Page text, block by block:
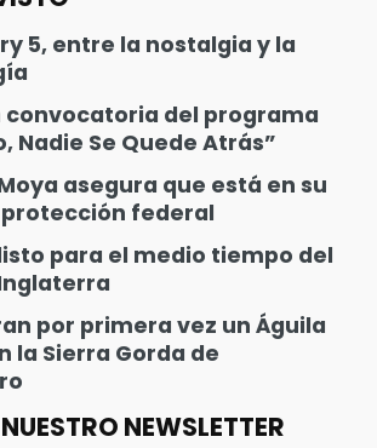
5, entre la nostalgia y la
convocatoria del programa
Nadie Se Quede Atrás”
asegura que está en su
protección federal
para el medio tiempo del
por primera vez un Águila
la Sierra Gorda de
NEWSLETTER